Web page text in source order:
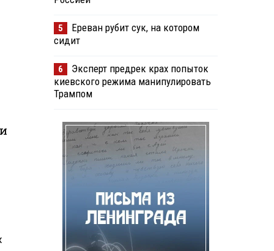
5
Ереван рубит сук, на котором
сидит
6
Эксперт предрек крах попыток
киевского режима манипулировать
Трампом